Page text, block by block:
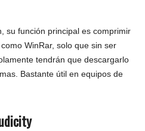
su función principal es comprimir
WinRar, solo que sin ser
tendrán que descargarlo
Bastante útil en equipos de